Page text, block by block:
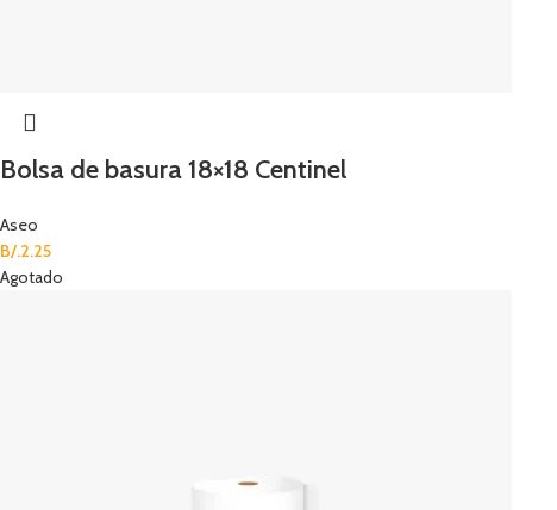
Bolsa de basura 18×18 Centinel
Aseo
B/.2.25
Agotado